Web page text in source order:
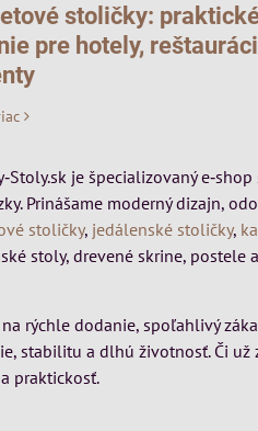
stoličky:
pre hotely,
je špecializovaný
Prinášame moderný dizajn,
stoličky, jedálenské stoličky,
stoly, drevené skrine,
rýchle dodanie, spoľahlivý
stabilitu a dlhú životnosť. Či už
praktickosť.